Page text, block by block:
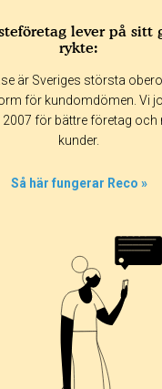
lever på sitt
rykte:
är Sveriges största
för kundomdömen. Vi
2007 för bättre företag och
kunder.
Så här fungerar Reco »